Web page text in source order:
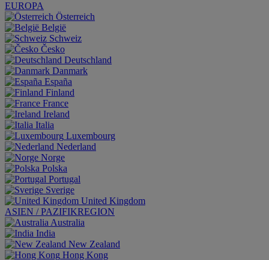
EUROPA
Österreich
België
Schweiz
Česko
Deutschland
Danmark
España
Finland
France
Ireland
Italia
Luxembourg
Nederland
Norge
Polska
Portugal
Sverige
United Kingdom
ASIEN / PAZIFIKREGION
Australia
India
New Zealand
Hong Kong